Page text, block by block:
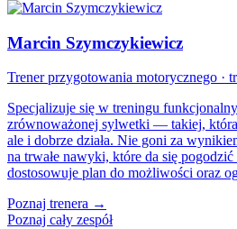
Marcin Szymczykiewicz
Trener przygotowania motorycznego ·
Specjalizuje się w treningu
zrównoważonej sylwetki — takiej,
ale i dobrze działa. Nie goni za
na trwałe nawyki, które da się
dostosowuje plan do możliwości oraz
Poznaj trenera →
Poznaj cały zespół